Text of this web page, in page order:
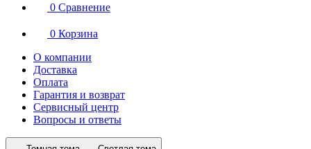
0 Сравнение
0 Корзина
О компании
Доставка
Оплата
Гарантия и возврат
Сервисный центр
Вопросы и ответы